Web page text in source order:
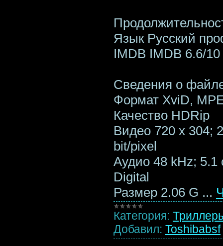
Язык Русский
IMDB IMDB 6.6/
Сведения о
Формат XviD,
Качество HDRip
Видео 720 x 304;
bit/pixel
Аудио 48 kHz; 5.1
Digital
Размер 2.06 G ...
Категория:
Добавил: Toshibabsf